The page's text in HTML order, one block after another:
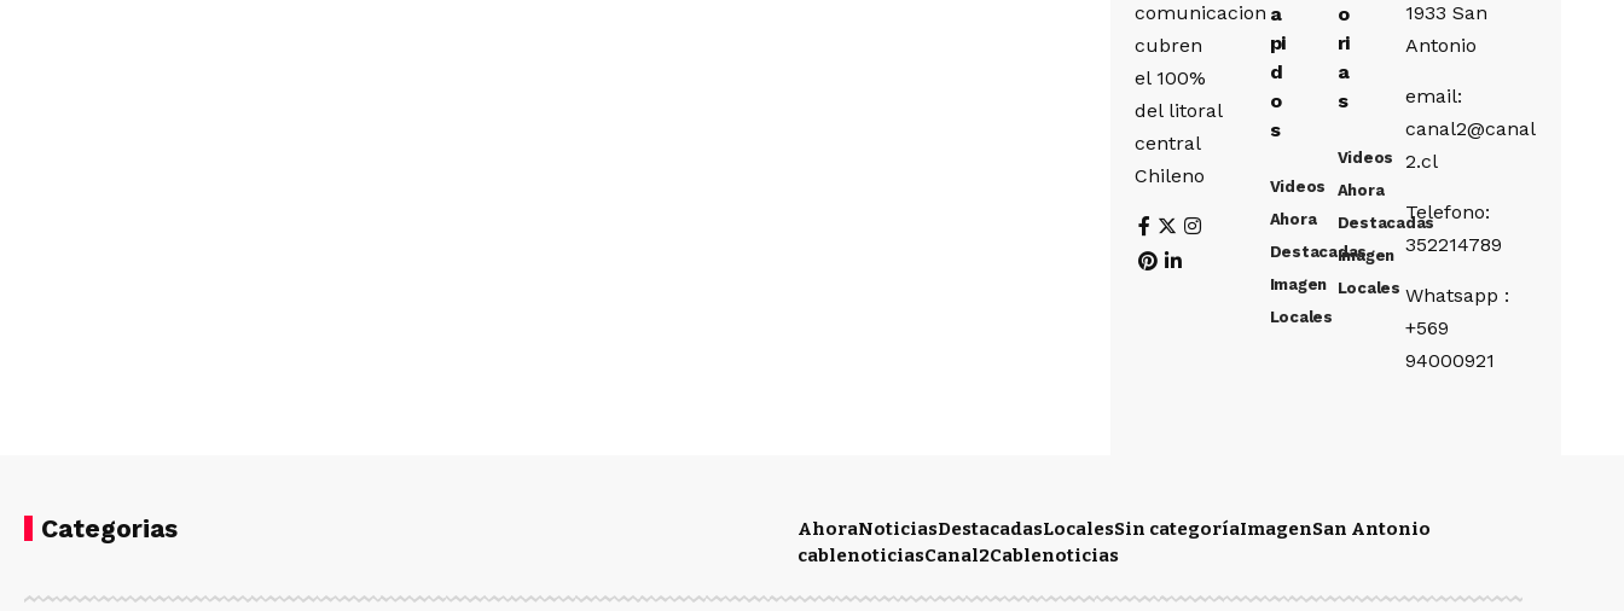
comunicacion
cubren
el 100%
del litoral
central
Chileno
a
pi
d
o
s
Videos
Ahora
Destacadas
Imagen
Locales
o
ri
a
s
Videos
Ahora
Destacadas
Imagen
Locales
1933 San
Antonio
email:
canal2@canal
2.cl
Telefono:
352214789
Whatsapp :
+569
94000921
Categorias AhoraNoticiasDestacadasLocalesSin categoríaImagenSan Antonio
cablenoticiasCanal2Cablenoticias